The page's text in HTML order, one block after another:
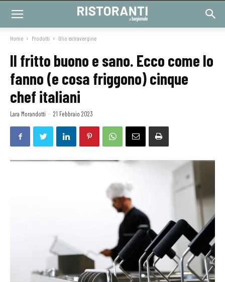
Home Prodotti Olio extravergine
Il fritto buono e sano. Ecco come lo
fanno (e cosa friggono) cinque
chef italiani
Lara Morandotti - 21 Febbraio 2023